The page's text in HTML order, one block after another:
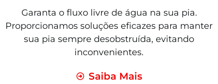
Garanta o fluxo livre de água na sua pia.
Proporcionamos soluções eficazes para manter
sua pia sempre desobstruída, evitando
inconvenientes.
Saiba Mais